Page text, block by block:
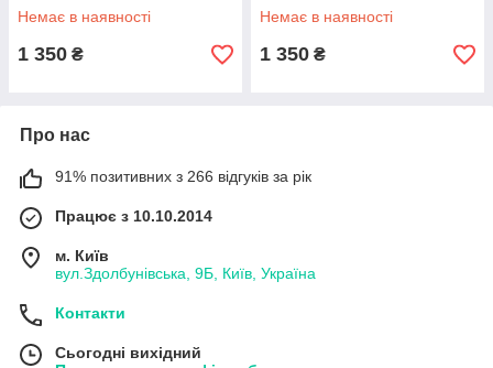
Немає в наявності
1 350 ₴
Немає в наявності
1 350 ₴
Про нас
91% позитивних з 266 відгуків за рік
Працює з 10.10.2014
м. Київ
вул.Здолбунівська, 9Б, Київ, Україна
Контакти
Сьогодні вихідний